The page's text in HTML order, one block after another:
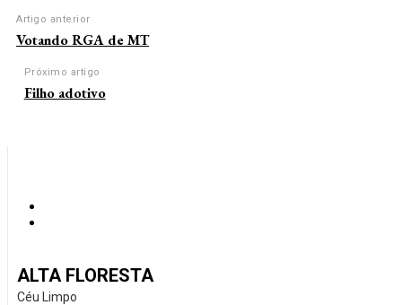
Artigo anterior
Votando RGA de MT
Próximo artigo
Filho adotivo
ALTA FLORESTA
Céu Limpo